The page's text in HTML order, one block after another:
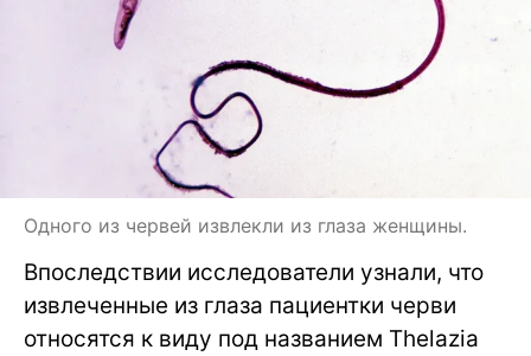
Одного из червей извлекли из глаза женщины.
Впоследствии исследователи узнали, что
извлеченные из глаза пациентки черви
относятся к виду под названием Thelazia